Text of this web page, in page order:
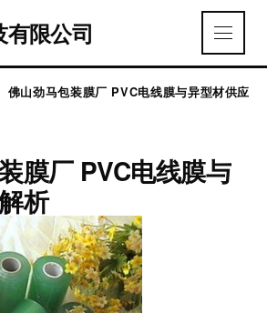
限公司
佛山劲马包装膜厂 PVC电线膜与异型材供应
膜厂 PVC电线膜与
析